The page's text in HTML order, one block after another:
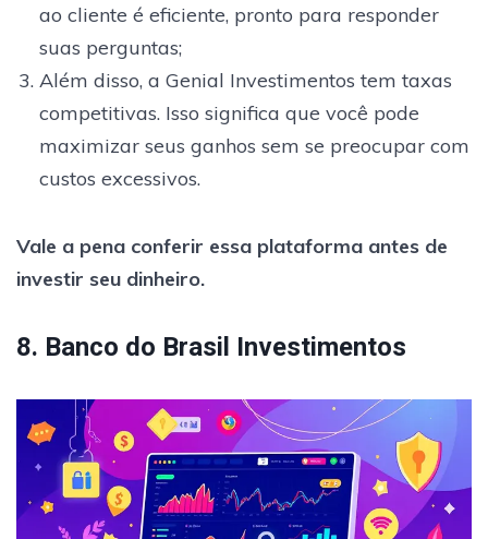
ao cliente é eficiente, pronto para responder
suas perguntas;
Além disso, a Genial Investimentos tem taxas
competitivas. Isso significa que você pode
maximizar seus ganhos sem se preocupar com
custos excessivos.
Vale a pena conferir essa plataforma antes de
investir seu dinheiro.
8. Banco do Brasil Investimentos